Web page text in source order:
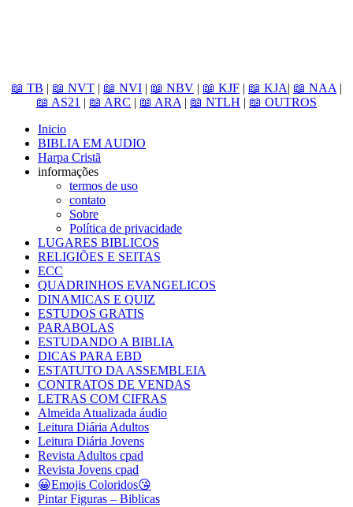
📖 TB 📖 NVT 📖 NVI 📖 NBV 📖 KJF 📖 KJA 📖 NAA|
📖 AS21
📖 ARC 📖 ARA| 📖 NTLH
📖 OUTROS
Inicio
BIBLIA EM AUDIO
Harpa Cristã
informações
termos de uso
contato
Sobre
Política de privacidade
LUGARES BIBLICOS
RELIGIÕES E SEITAS
ECC
QUADRINHOS EVANGELICOS
DINAMICAS E QUIZ
ESTUDOS GRATIS
PARABOLAS
ESTUDANDO A BIBLIA
DICAS PARA EBD
ESTATUTO DA ASSEMBLEIA
CONTRATOS DE VENDAS
LETRAS COM CIFRAS
Almeida Atualizada áudio
Leitura Diária Adultos
Leitura Diária Jovens
Revista Adultos cpad
Revista Jovens cpad
😀Emojis Coloridos😘
Pintar Figuras – Biblicas